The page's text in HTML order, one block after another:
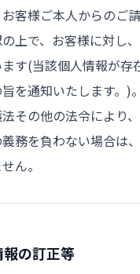
客様ご本人からのご
上で、お客様に対し
す(当該個人情報が存
を通知いたします。)
その他の法令により
務を負わない場合は
ん。
の訂正等